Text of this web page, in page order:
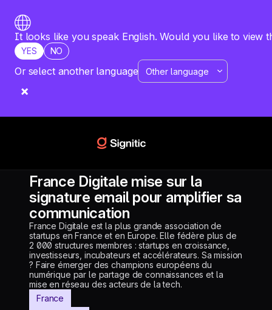
It looks like you speak English. Would you like to view
YES NO
Or select another language
France Digitale mise sur la
signature email pour amplifier sa
communication
France Digitale est la plus grande association de
startups en France et en Europe. Elle fédère plus de
2 000 structures membres : startups en croissance,
investisseurs, incubateurs et accélérateurs. Sa mission
? Faire émerger des champions européens du
numérique par le partage de connaissances et la
mise en réseau des acteurs de la tech.
France